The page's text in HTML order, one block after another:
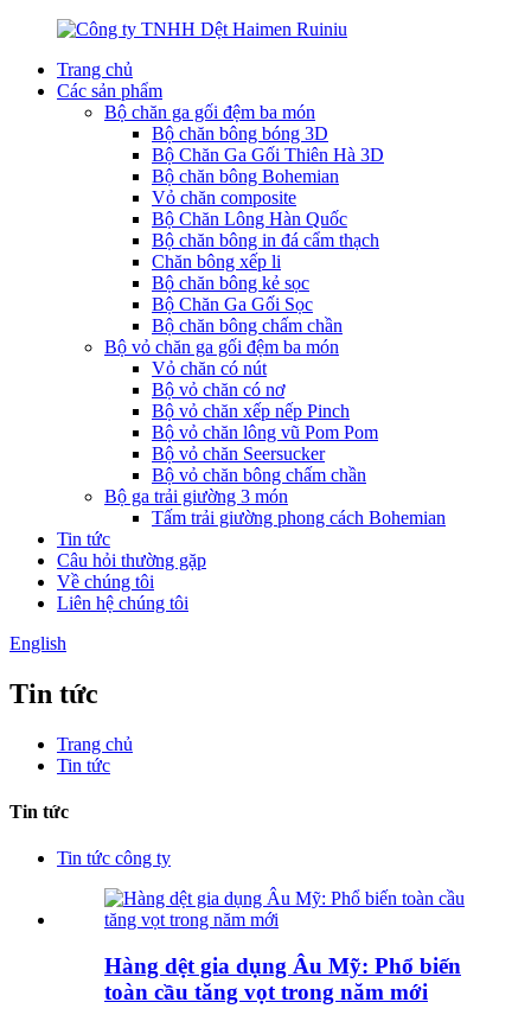
Trang chủ
Các sản phẩm
Bộ chăn ga gối đệm ba món
Bộ chăn bông bóng 3D
Bộ Chăn Ga Gối Thiên Hà 3D
Bộ chăn bông Bohemian
Vỏ chăn composite
Bộ Chăn Lông Hàn Quốc
Bộ chăn bông in đá cẩm thạch
Chăn bông xếp li
Bộ chăn bông kẻ sọc
Bộ Chăn Ga Gối Sọc
Bộ chăn bông chấm chần
Bộ vỏ chăn ga gối đệm ba món
Vỏ chăn có nút
Bộ vỏ chăn có nơ
Bộ vỏ chăn xếp nếp Pinch
Bộ vỏ chăn lông vũ Pom Pom
Bộ vỏ chăn Seersucker
Bộ vỏ chăn bông chấm chần
Bộ ga trải giường 3 món
Tấm trải giường phong cách Bohemian
Tin tức
Câu hỏi thường gặp
Về chúng tôi
Liên hệ chúng tôi
English
Tin tức
Trang chủ
Tin tức
Tin tức
Tin tức công ty
Hàng dệt gia dụng Âu Mỹ: Phổ biến
toàn cầu tăng vọt trong năm mới